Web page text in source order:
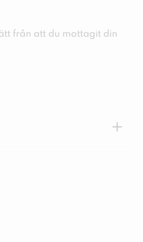
från att du mottagit din
+